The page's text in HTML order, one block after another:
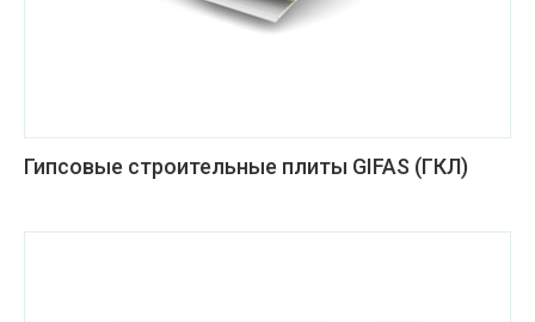
Гипсовые строительные плиты GIFAS (ГКЛ)